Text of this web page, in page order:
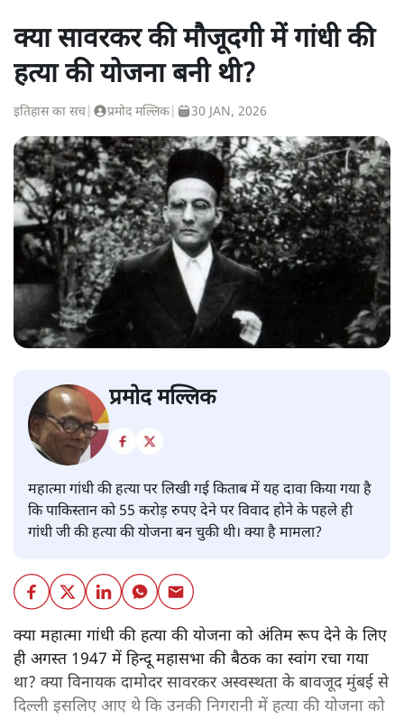
क्या सावरकर की मौजूदगी में गांधी की
हत्या की योजना बनी थी?
इतिहास का सच प्रमोद मल्लिक 30 JAN, 2026
प्रमोद मल्लिक
महात्मा गांधी की हत्या पर लिखी गई किताब में यह दावा किया गया है
कि पाकिस्तान को 55 करोड़ रुपए देने पर विवाद होने के पहले ही
गांधी जी की हत्या की योजना बन चुकी थी। क्या है मामला?
क्या महात्मा गांधी की हत्या की योजना को अंतिम रूप देने के लिए
ही अगस्त 1947 में हिन्दू महासभा की बैठक का स्वांग रचा गया
था? क्या विनायक दामोदर सावरकर अस्वस्थता के बावजूद मुंबई से
दिल्ली इसलिए आए थे कि उनकी निगरानी में हत्या की योजना को